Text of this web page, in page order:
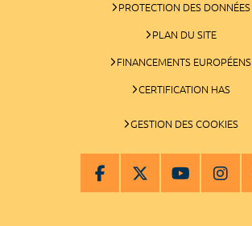
PROTECTION DES DONNÉES
PLAN DU SITE
FINANCEMENTS EUROPÉENS
CERTIFICATION HAS
GESTION DES COOKIES